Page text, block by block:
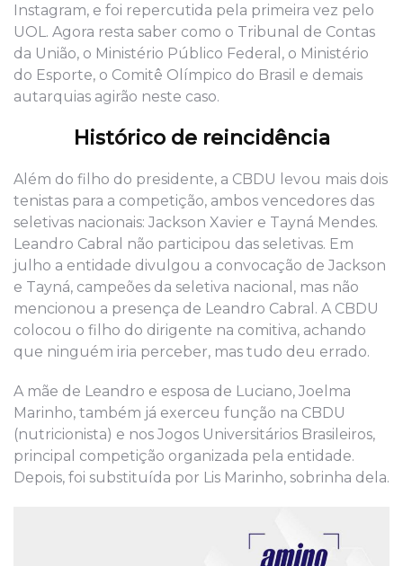
Instagram, e foi repercutida pela primeira vez pelo
UOL. Agora resta saber como o Tribunal de Contas
da União, o Ministério Público Federal, o Ministério
do Esporte, o Comitê Olímpico do Brasil e demais
autarquias agirão neste caso.
Histórico de reincidência
Além do filho do presidente, a CBDU levou mais dois
tenistas para a competição, ambos vencedores das
seletivas nacionais: Jackson Xavier e Tayná Mendes.
Leandro Cabral não participou das seletivas. Em
julho a entidade divulgou a convocação de Jackson
e Tayná, campeões da seletiva nacional, mas não
mencionou a presença de Leandro Cabral. A CBDU
colocou o filho do dirigente na comitiva, achando
que ninguém iria perceber, mas tudo deu errado.
A mãe de Leandro e esposa de Luciano, Joelma
Marinho, também já exerceu função na CBDU
(nutricionista) e nos Jogos Universitários Brasileiros,
principal competição organizada pela entidade.
Depois, foi substituída por Lis Marinho, sobrinha dela.